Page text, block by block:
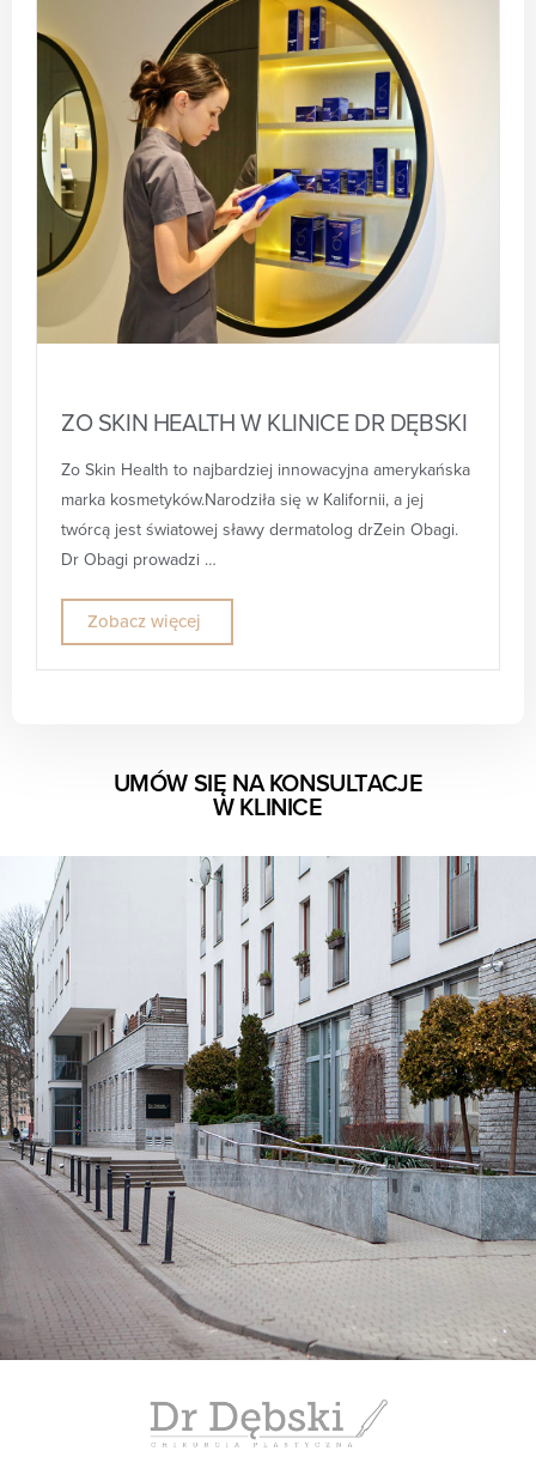
ZO SKIN HEALTH W KLINICE DR DĘBSKI
Zo Skin Health to najbardziej innowacyjna amerykańska
marka kosmetyków.Narodziła się w Kalifornii, a jej
twórcą jest światowej sławy dermatolog drZein Obagi.
Dr Obagi prowadzi …
Zobacz więcej
UMÓW SIĘ NA KONSULTACJE
W KLINICE